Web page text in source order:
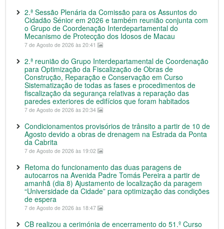
2.ª Sessão Plenária da Comissão para os Assuntos do
Cidadão Sénior em 2026 e também reunião conjunta com
o Grupo de Coordenação Interdepartamental do
Mecanismo de Protecção dos Idosos de Macau
7 de Agosto de 2026 às 20:41
2.ª reunião do Grupo Interdepartamental de Coordenação
para Optimização da Fiscalização de Obras de
Construção, Reparação e Conservação em Curso
Sistematização de todas as fases e procedimentos de
fiscalização da segurança relativas a reparação das
paredes exteriores de edifícios que foram habitados
7 de Agosto de 2026 às 20:34
Condicionamentos provisórios de trânsito a partir de 10 de
Agosto devido a obras de drenagem na Estrada da Ponta
da Cabrita
7 de Agosto de 2026 às 19:02
Retoma do funcionamento das duas paragens de
autocarros na Avenida Padre Tomás Pereira a partir de
amanhã (dia 8) Ajustamento de localização da paragem
“Universidade da Cidade” para optimização das condições
de espera
7 de Agosto de 2026 às 18:47
CB realizou a cerimónia de encerramento do 51.º Curso